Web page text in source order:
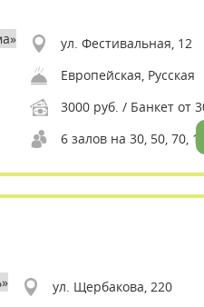
ул. Фестивальная, 12
Европейская, Русская
3000 руб. / Банкет от
6 залов на 30, 50, 70,
ул. Щербакова, 220